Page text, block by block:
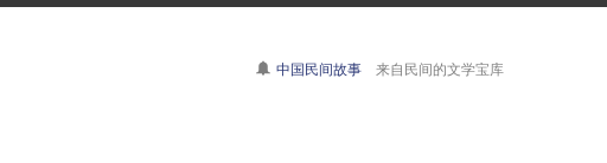
中国民间故事 来自民间的文学宝库